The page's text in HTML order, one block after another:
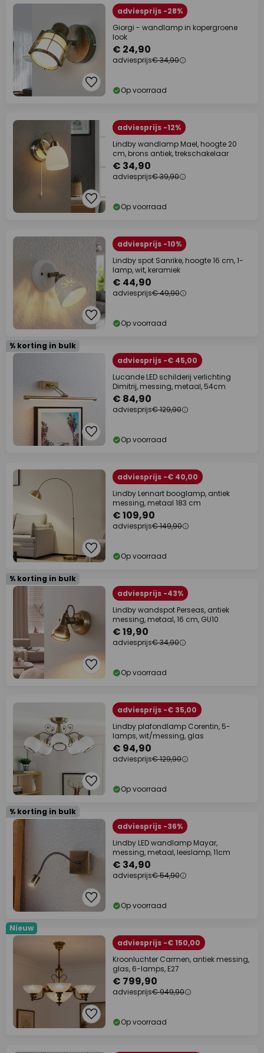
adviesprijs -28%
Giorgi - wandlamp in kopergroene
look
€ 24,90
adviesprijs€ 34,90
Op voorraad
adviesprijs -12%
Lindby wandlamp Mael, hoogte 20
cm, brons antiek, trekschakelaar
€ 34,90
adviesprijs€ 39,90
Op voorraad
adviesprijs -10%
Lindby spot Sanrike, hoogte 16 cm, 1-
lamp, wit, keramiek
€ 44,90
adviesprijs€ 49,90
Op voorraad
% korting in bulk
adviesprijs -€ 45,00
Lucande LED schilderij verlichting
Dimitrij, messing, metaal, 54cm
€ 84,90
adviesprijs€ 129,90
Op voorraad
adviesprijs -€ 40,00
Lindby Lennart booglamp, antiek
messing, metaal 183 cm
€ 109,90
adviesprijs€ 149,90
Op voorraad
% korting in bulk
adviesprijs -43%
Lindby wandspot Perseas, antiek
messing, metaal, 16 cm, GU10
€ 19,90
adviesprijs€ 34,90
Op voorraad
adviesprijs -€ 35,00
Lindby plafondlamp Corentin, 5-
lamps, wit/messing, glas
€ 94,90
adviesprijs€ 129,90
Op voorraad
% korting in bulk
adviesprijs -36%
Lindby LED wandlamp Mayar,
messing, metaal, leeslamp, 11cm
€ 34,90
adviesprijs€ 54,90
Op voorraad
Nieuw
adviesprijs -€ 150,00
Kroonluchter Carmen, antiek messing,
glas, 6-lamps, E27
€ 799,90
adviesprijs€ 949,90
Op voorraad